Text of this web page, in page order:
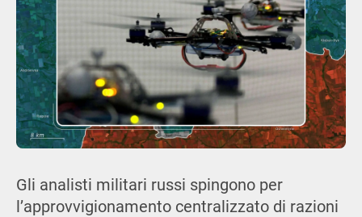
Gli analisti militari russi spingono per
l’approvvigionamento centralizzato di razioni